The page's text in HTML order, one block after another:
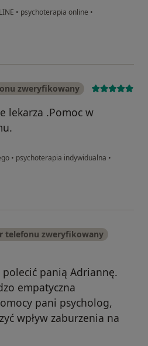
• psychoterapia online •
zweryfikowany
lekarza .Pomoc w
• psychoterapia indywidualna •
telefonu zweryfikowany
polecić panią Adriannę.
empatyczna
pani psycholog,
wpływ zaburzenia na